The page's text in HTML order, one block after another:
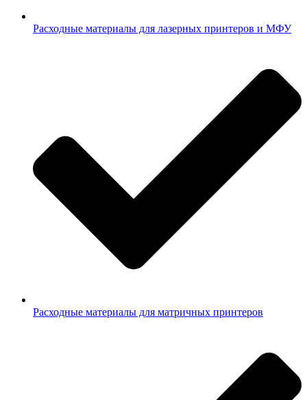
Расходные материалы для лазерных принтеров и МФУ
Расходные материалы для матричных принтеров